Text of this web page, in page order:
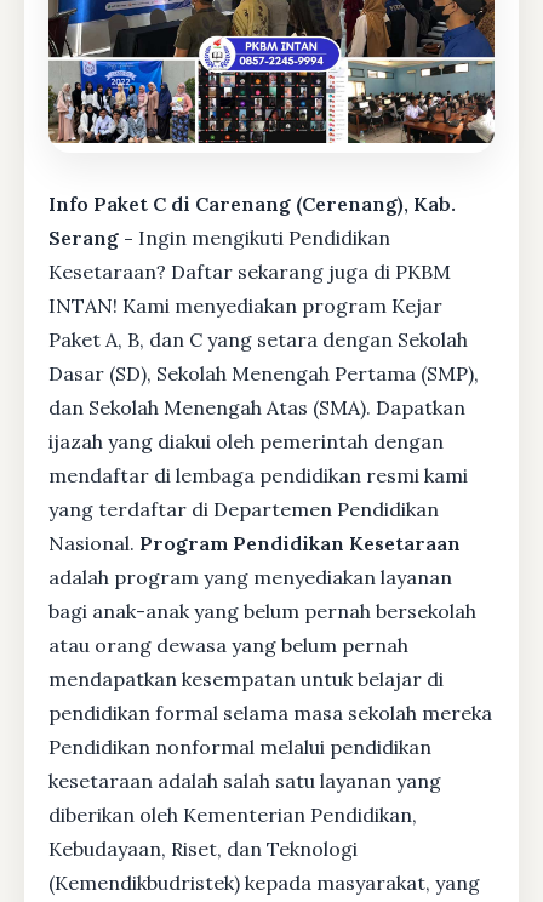
Info Paket C di Carenang (Cerenang), Kab.
Serang - Ingin mengikuti Pendidikan
Kesetaraan? Daftar sekarang juga di PKBM
INTAN! Kami menyediakan program Kejar
Paket A, B, dan C yang setara dengan Sekolah
Dasar (SD), Sekolah Menengah Pertama (SMP),
dan Sekolah Menengah Atas (SMA). Dapatkan
ijazah yang diakui oleh pemerintah dengan
mendaftar di lembaga pendidikan resmi kami
yang terdaftar di Departemen Pendidikan
Nasional. Program Pendidikan Kesetaraan
adalah program yang menyediakan layanan
bagi anak-anak yang belum pernah bersekolah
atau orang dewasa yang belum pernah
mendapatkan kesempatan untuk belajar di
pendidikan formal selama masa sekolah mereka
Pendidikan nonformal melalui pendidikan
kesetaraan adalah salah satu layanan yang
diberikan oleh Kementerian Pendidikan,
Kebudayaan, Riset, dan Teknologi
(Kemendikbudristek) kepada masyarakat, yang